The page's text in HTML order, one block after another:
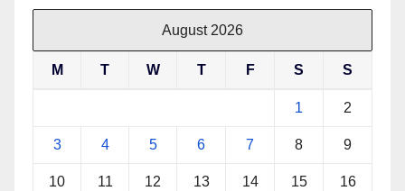
August 2026
M T W T F S S
1 2
3 4 5 6 7 8 9
10 11 12 13 14 15 16